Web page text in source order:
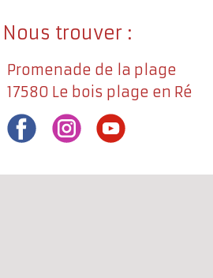
Nous trouver :
Promenade de la plage
17580 Le bois plage en Ré